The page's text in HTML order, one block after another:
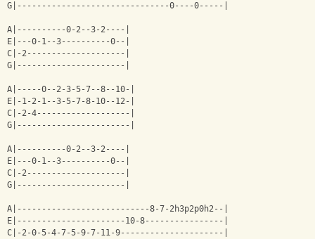
G|-------------------------------0----0-----|
A|----------0-2--3-2----|
E|---0-1--3----------0--|
C|-2--------------------|
G|----------------------|
A|-----0--2-3-5-7--8--10-|
E|-1-2-1--3-5-7-8-10--12-|
C|-2-4-------------------|
G|-----------------------|
A|----------0-2--3-2----|
E|---0-1--3----------0--|
C|-2--------------------|
G|----------------------|
A|---------------------------8-7-2h3p2p0h2--|
E|----------------------10-8----------------|
C|-2-0-5-4-7-5-9-7-11-9---------------------|